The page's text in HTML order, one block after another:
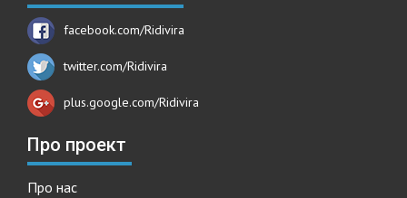
facebook.com/Ridivira
twitter.com/Ridivira
plus.google.com/Ridivira
Про проект
Про нас